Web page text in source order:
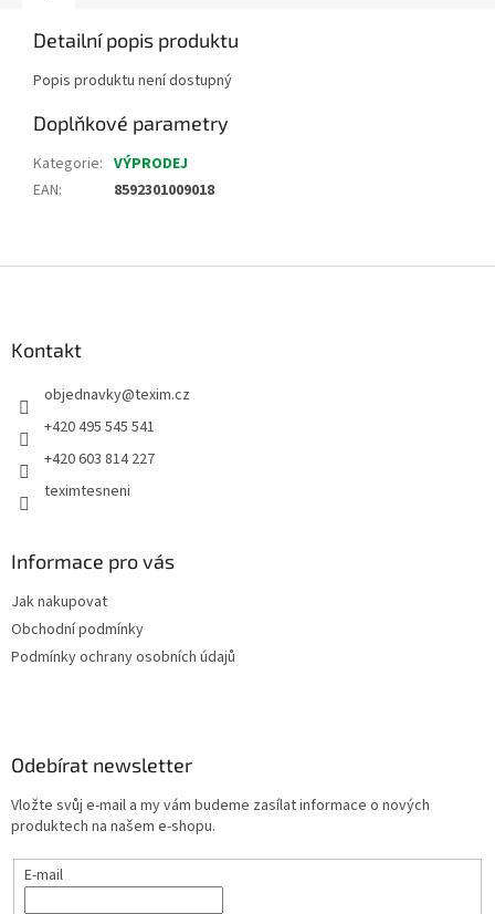
Detailní popis produktu
Popis produktu není dostupný
Doplňkové parametry
Kategorie: VÝPRODEJ
EAN: 8592301009018
Kontakt
objednavky@texim.cz
+420 495 545 541
+420 603 814 227
teximtesneni
Informace pro vás
Jak nakupovat
Obchodní podmínky
Podmínky ochrany osobních údajů
Odebírat newsletter
Vložte svůj e-mail a my vám budeme zasílat informace o nových
produktech na našem e-shopu.
E-mail